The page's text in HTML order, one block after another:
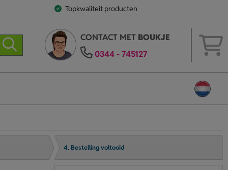
Topkwaliteit producten
CONTACT MET BOUKJE
0344 - 745127
4. Bestelling voltooid